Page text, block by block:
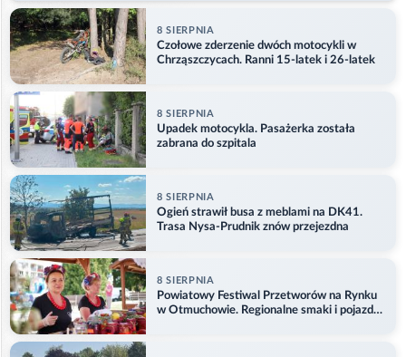
8 SIERPNIA
Czołowe zderzenie dwóch motocykli w
Chrząszczycach. Ranni 15-latek i 26-latek
8 SIERPNIA
Upadek motocykla. Pasażerka została
zabrana do szpitala
8 SIERPNIA
Ogień strawił busa z meblami na DK41.
Trasa Nysa-Prudnik znów przejezdna
8 SIERPNIA
Powiatowy Festiwal Przetworów na Rynku
w Otmuchowie. Regionalne smaki i pojazdy